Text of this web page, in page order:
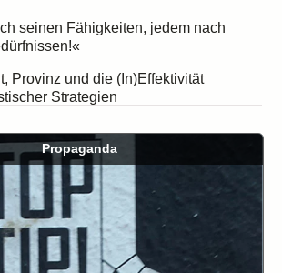
seinen Fähigkeiten, jedem nach
Provinz und die (In)Effektivität
Strategien
Propaganda